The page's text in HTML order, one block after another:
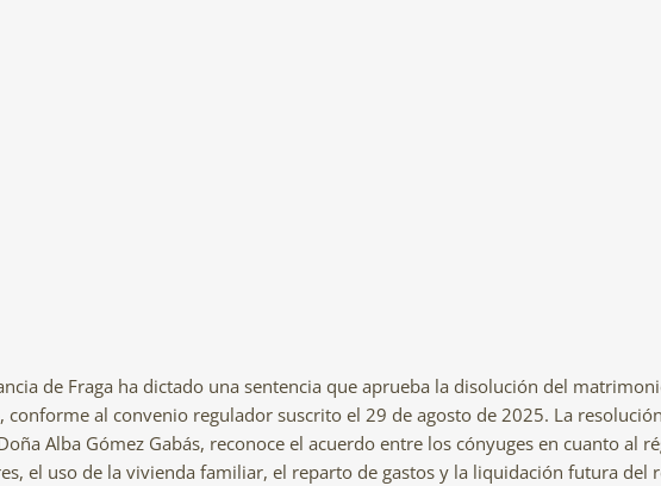
de Fraga ha dictado una sentencia que aprueba la disolución del
conforme al convenio regulador suscrito el 29 de agosto de 2025. La
Alba Gómez Gabás, reconoce el acuerdo entre los cónyuges en cuanto al
el uso de la vivienda familiar, el reparto de gastos y la liquidación futura del